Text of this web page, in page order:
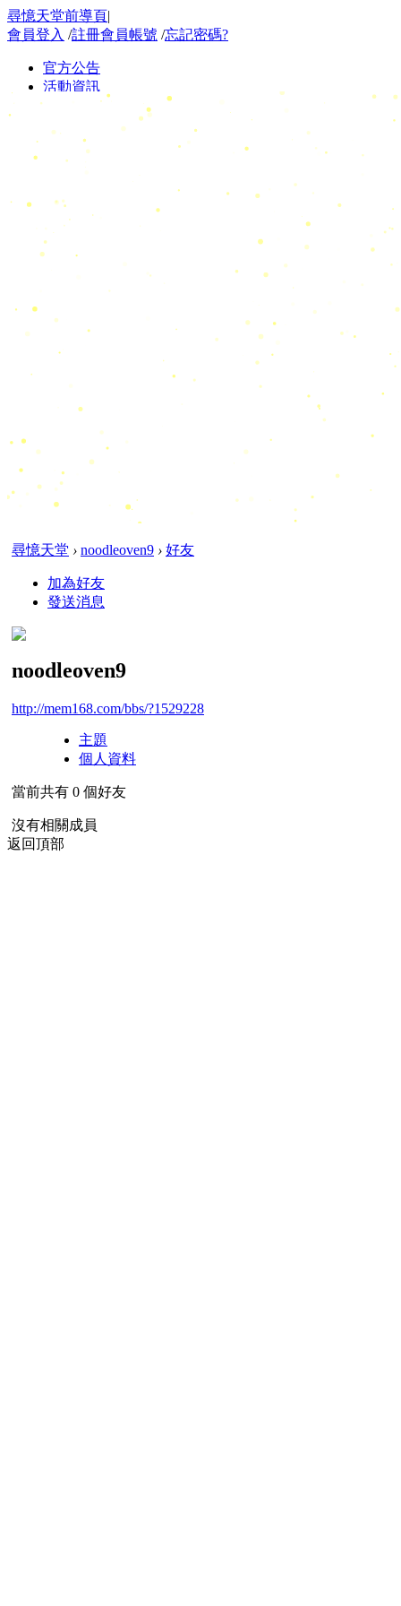
尋憶天堂前導頁|
會員登入 /註冊會員帳號 /忘記密碼?
尋憶天堂 › noodleoven9 › 好友
加為好友
發送消息
noodleoven9
http://mem168.com/bbs/?1529228
主題
個人資料
當前共有 0 個好友
沒有相關成員
返回頂部